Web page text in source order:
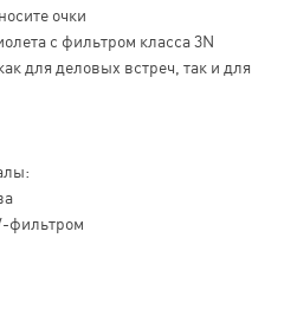
очки
с фильтром класса 3N
для деловых встреч, так и для
фильтром